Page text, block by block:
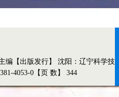
编 【出版发行】 沈阳：辽宁科学技
4053-0 【页 数】 344